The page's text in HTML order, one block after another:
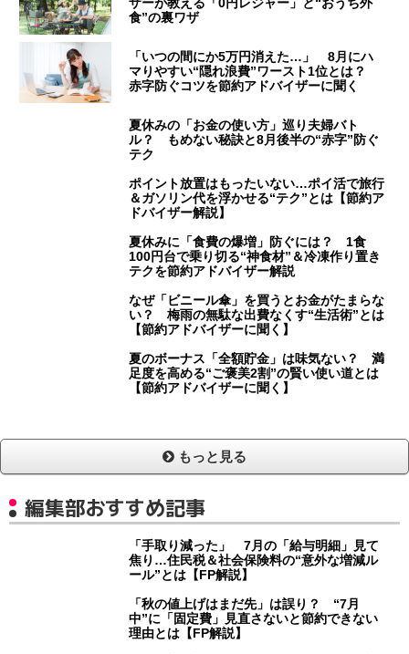
食”の裏ワザ
「いつの間にか5万円消えた…」 8月にハ
マりやすい“隠れ浪費”ワースト1位とは？
赤字防ぐコツを節約アドバイザーに聞く
夏休みの「お金の使い方」巡り夫婦バト
ル？ もめない秘訣と8月後半の“赤字”防ぐ
テク
ポイント放置はもったいない…ポイ活で旅行
＆ガソリン代を浮かせる“テク”とは【節約ア
ドバイザー解説】
夏休みに「食費の爆増」防ぐには？ 1食
100円台で乗り切る“神食材”＆冷凍作り置き
テクを節約アドバイザー解説
なぜ「ビニール傘」を買うとお金がたまらな
い？ 梅雨の無駄な出費なくす“生活術”とは
【節約アドバイザーに聞く】
夏のボーナス「全額貯金」は味気ない？ 満
足度を高める“ご褒美2割”の賢い使い道とは
【節約アドバイザーに聞く】
もっと見る
編集部おすすめ記事
「手取り減った」 7月の「給与明細」見て
焦り…住民税＆社会保険料の“意外な増減ル
ール”とは【FP解説】
「秋の値上げはまだ先」は誤り？ “7月
中”に「固定費」見直さないと節約できない
理由とは【FP解説】